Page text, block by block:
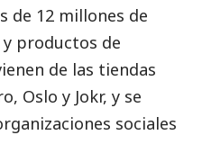
de 12 millones de
productos de
de las tiendas
Oslo y Jokr, y se
sociales